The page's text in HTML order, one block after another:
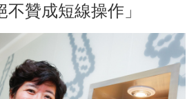
不贊成短線操作」